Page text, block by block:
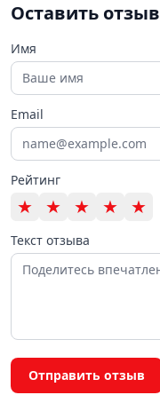
Оставить отзыв
Имя
Email
Рейтинг
★ ★ ★ ★ ★
Текст отзыва
Отправить отзыв